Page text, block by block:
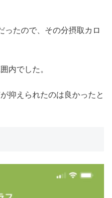
ったので、その分摂取カロ
内でした。
抑えられたのは良かったと